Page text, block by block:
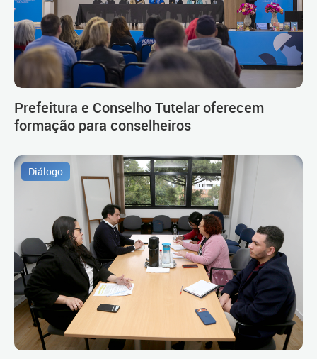
Prefeitura e Conselho Tutelar oferecem
formação para conselheiros
Diálogo